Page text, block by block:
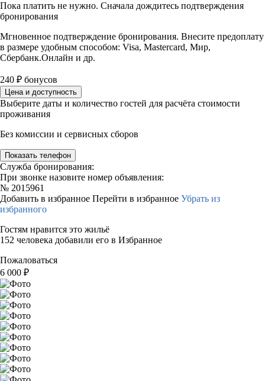
Пока платить не нужно. Сначала дождитесь подтверждения
бронирования
Мгновенное подтверждение бронирования. Внесите предоплату
в размере удобным способом: Visa, Mastercard, Мир,
Сбербанк.Онлайн и др.
240 ₽ бонусов
Цена и доступность
Выберите даты и количество гостей для расчёта стоимости
проживания
Без комиссии и сервисных сборов
Показать телефон
Служба бронирования:
При звонке назовите номер объявления:
№ 2015961
Добавить в избранное Перейти в избранное Убрать из
избранного
Гостям нравится это жильё
152 человека добавили его в Избранное
Пожаловаться
6 000 ₽